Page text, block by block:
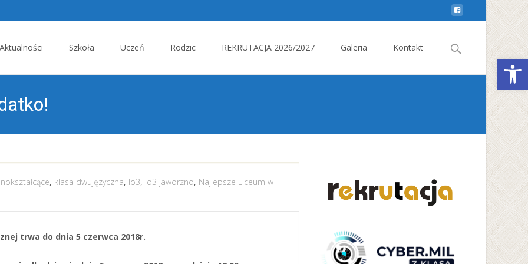
Aktualności Szkoła Uczeń Rodzic REKRUTACJA 2026/2027 Galeria Kontakt
Search
, klasa dwujęzyczna, lo3, lo3 jaworzno, Najlepsze Liceum w
trwa do dnia 5 czerwca 2018r.